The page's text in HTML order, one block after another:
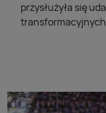
przysłużyła się
transformacyjnych